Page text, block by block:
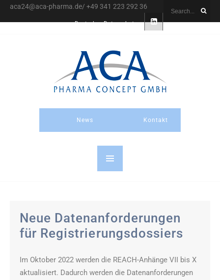
aca24@aca-pharma.de/ +49 341 223 292 36
Deutsch Datenschutz
News Kontakt
Neue Datenanforderungen
für Registrierungsdossiers
Im Oktober 2022 werden die REACH-Anhänge VII bis X
aktualisiert. Dadurch werden die Datenanforderungen